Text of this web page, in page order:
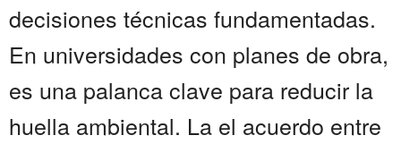
decisiones técnicas fundamentadas.
En universidades con planes de obra,
es una palanca clave para reducir la
huella ambiental. La el acuerdo entre